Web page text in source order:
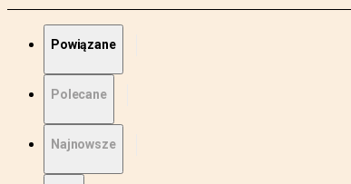
Powiązane
Polecane
Najnowsze